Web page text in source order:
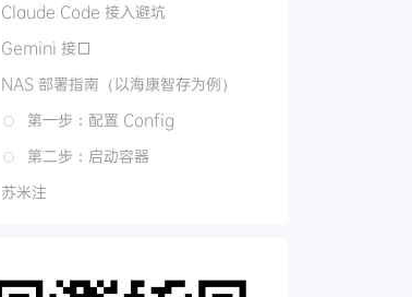
Claude Code 接入避坑
Gemini 接口
NAS 部署指南（以海康智存为例）
第一步：配置 Config
第二步：启动容器
苏米注